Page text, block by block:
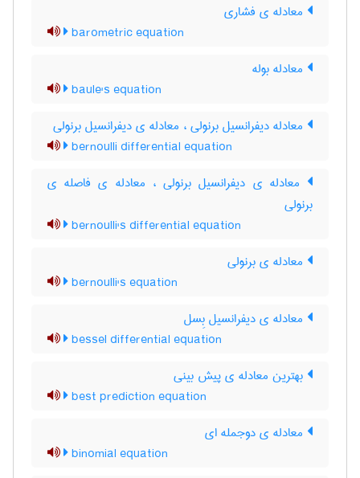
معادله ی فشاری
barometric equation
معادله بوله
baule's equation
معادله دیفرانسیل برنولی ، معادله ی دیفرانسیل برنولی
bernoulli differential equation
معادله ی دیفرانسیل برنولی ، معادله ی فاصله ی
برنولی
bernoulli's differential equation
معادله ی برنولی
bernoulli's equation
معادله ی دیفرانسیل بِسل
bessel differential equation
بهترین معادله ی پیش بینی
best prediction equation
معادله ی دوجمله ای
binomial equation